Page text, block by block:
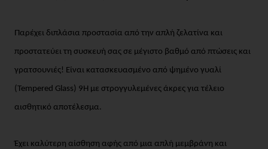
Παρέχει διπλάσια προστασία από την απλή ζελατίνα και
προστατεύει τη συσκευή σας σε μέγιστο βαθμό από πτώσεις και
γρατσουνιές! Είναι κατασκευασμένο από ψημένο γυαλί
(Tempered Glass) 9H με στρογγυλεμένες άκρες για τέλειο
αισθητικό αποτέλεσμα.
Έχει καλύτερη αίσθηση αφής από μια απλή μεμβράνη και